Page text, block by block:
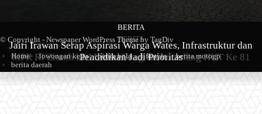
BERITA
Ahmad Baharudin:Implementasi Sembilan Perda Jadi Kunci
Keberhasilan Pembangunan Tulungagung
BERITA
MPR RI Ziarah ke Makam Bung Karno Jelang HUT Ke 81
BERITA
Jairi Irawan Serap Aspirasi Warga Wates, Infrastruktur dan
Pendidikan Jadi Prioritas
© Copyright - Newspaper WordPress Theme by TagDiv
Home
lowongan kerja berita bola lifestyle
berita motogp
berita daerah